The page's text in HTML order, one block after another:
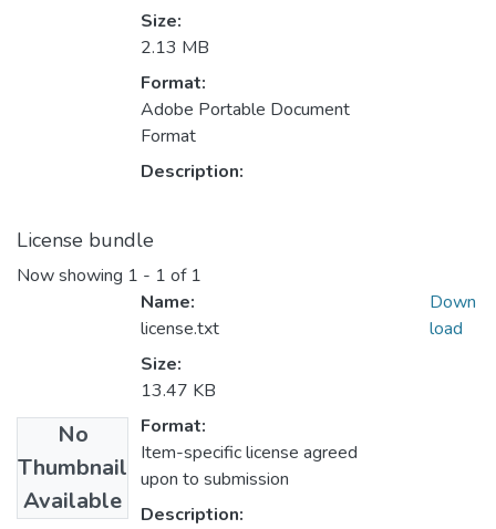
Size:
2.13 MB
Format:
Adobe Portable Document
Format
Description:
License bundle
Now showing 1 - 1 of 1
No
Thumbnail
Available
Name:
license.txt
Size:
13.47 KB
Format:
Item-specific license agreed
upon to submission
Description:
Down
load